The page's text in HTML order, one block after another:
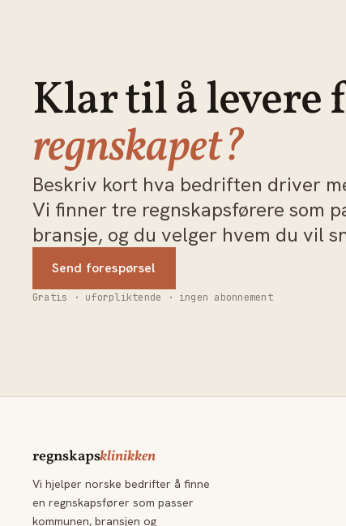
Klar til å levere
regnskapet?
Beskriv kort hva bedriften driver
Vi finner tre regnskapsførere som
bransje, og du velger hvem du vil
Send forespørsel
Gratis · uforpliktende · ingen abonnement
regnskapsklinikken
Vi hjelper norske bedrifter å finne
en regnskapsfører som passer
kommunen, bransjen og